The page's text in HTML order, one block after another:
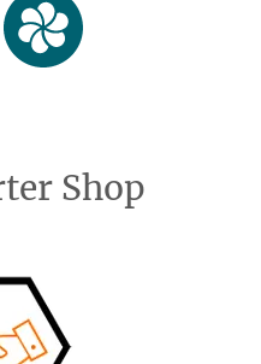
Shop